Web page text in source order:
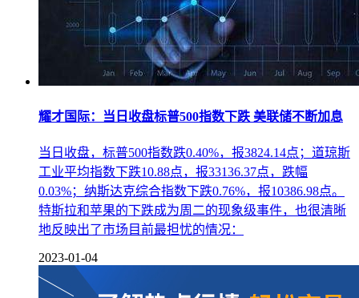
耀才国际：当日收盘标普500指数下跌 美联储不断加息
当日收盘，标普500指数跌0.40%，报3824.14点；道琼斯
工业平均指数下跌10.88点，报33136.37点，跌幅
0.03%；纳斯达克综合指数下跌0.76%，报10386.98点。
特斯拉和苹果的下跌成为周二的现象级事件，也很清晰
地反映出了市场目前最担忧的情况：
2023-01-04